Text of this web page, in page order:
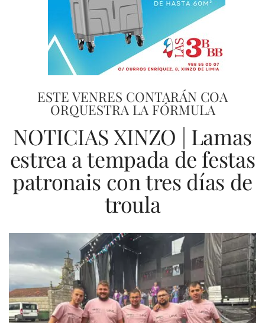
ESTE VENRES CONTARÁN COA
ORQUESTRA LA FÓRMULA
NOTICIAS XINZO | Lamas
estrea a tempada de festas
patronais con tres días de
troula